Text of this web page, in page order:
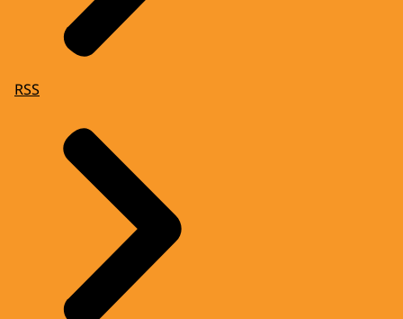
RSS